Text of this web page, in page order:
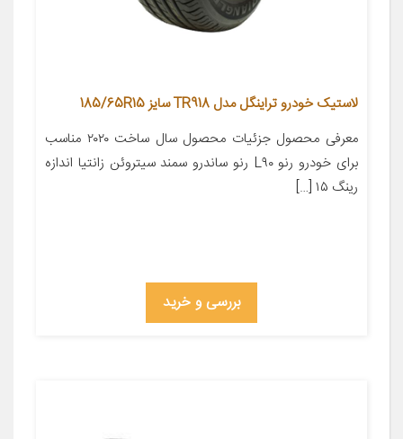
لاستیک خودرو تراینگل مدل TR918 سایز 185/65R15
معرفی محصول جزئیات محصول سال ساخت ۲۰۲۰ مناسب
برای خودرو رنو L۹۰ رنو ساندرو سمند سیتروئن زانتیا اندازه
رینگ ۱۵ […]
بررسی و خرید